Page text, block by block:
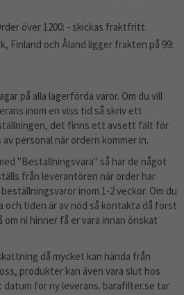
över 1200: - skickas fraktfritt.
Finland och Åland ligger frakten på 99:
på alla lagerförda varor. Om du vill
inom en viss tid så skriv ett
det finns ett avsett fält för
personal när ordern kommer in.
"Beställningsvara" så har de något
från leverantören när order har
inom 1-2 veckor. Om du
och tiden är av nöd så kontakta då först
ni hinner få er vara innan önskat
då mycket kan hända från
produkter kan även vara slut hos
för ny leverans. barafilter.se tar